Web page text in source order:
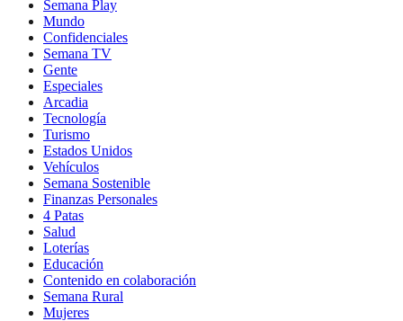
Semana Play
Mundo
Confidenciales
Semana TV
Gente
Especiales
Arcadia
Tecnología
Turismo
Estados Unidos
Vehículos
Semana Sostenible
Finanzas Personales
4 Patas
Salud
Loterías
Educación
Contenido en colaboración
Semana Rural
Mujeres